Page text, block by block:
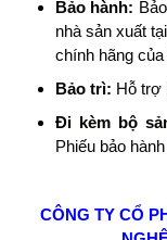
Bảo hành:
nhà sản xuất
chính hãng
Bảo trì: Hỗ trợ
Đi kèm bộ
Phiếu bảo
CÔNG TY CỔ